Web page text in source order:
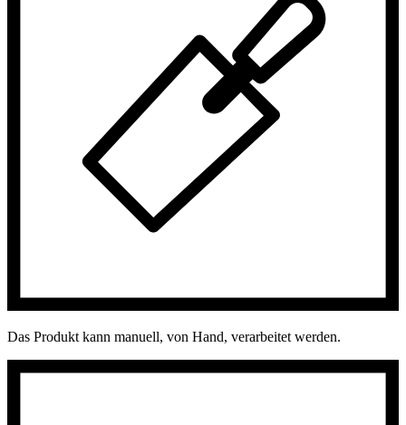
Das Produkt kann manuell, von Hand, verarbeitet werden.